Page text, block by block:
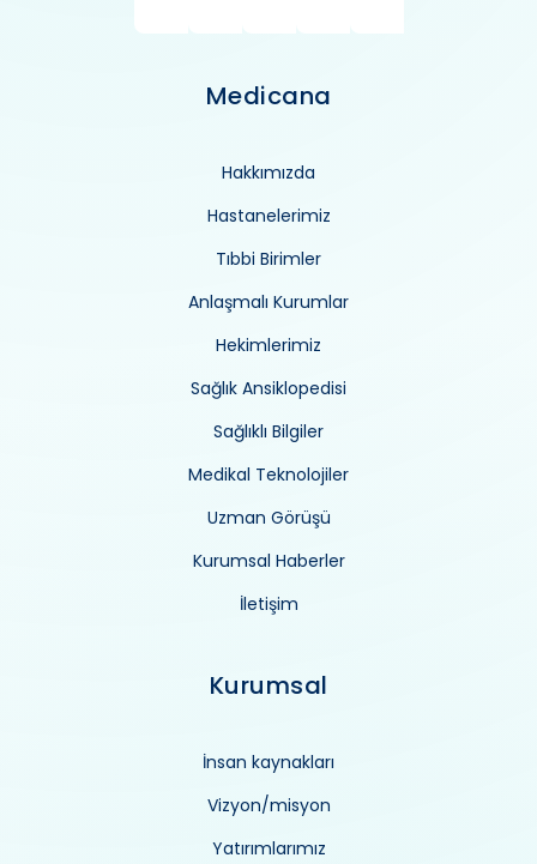
Medicana
Hakkımızda
Hastanelerimiz
Tıbbi Birimler
Anlaşmalı Kurumlar
Hekimlerimiz
Sağlık Ansiklopedisi
Sağlıklı Bilgiler
Medikal Teknolojiler
Uzman Görüşü
Kurumsal Haberler
İletişim
Kurumsal
İnsan kaynakları
Vizyon/misyon
Yatırımlarımız